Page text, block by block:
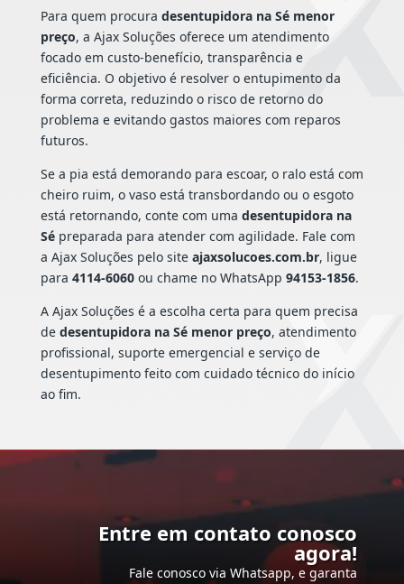
Para quem procura desentupidora na Sé menor
preço, a Ajax Soluções oferece um atendimento
focado em custo-benefício, transparência e
eficiência. O objetivo é resolver o entupimento da
forma correta, reduzindo o risco de retorno do
problema e evitando gastos maiores com reparos
futuros.
Se a pia está demorando para escoar, o ralo está com
cheiro ruim, o vaso está transbordando ou o esgoto
está retornando, conte com uma desentupidora na
Sépreparada para atender com agilidade. Fale com
a Ajax Soluções pelo site ajaxsolucoes.com.br, ligue
para 4114-6060ou chame no WhatsApp 94153-1856.
A Ajax Soluções é a escolha certa para quem precisa
de desentupidora na Sé menor preço, atendimento
profissional, suporte emergencial e serviço de
desentupimento feito com cuidado técnico do início
ao fim.
Entre em contato conosco
agora!
Fale conosco via Whatsapp, e garanta